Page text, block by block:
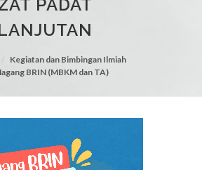
PADAT
Kegiatan dan Bimbingan Ilmiah
BRIN (MBKM dan TA)